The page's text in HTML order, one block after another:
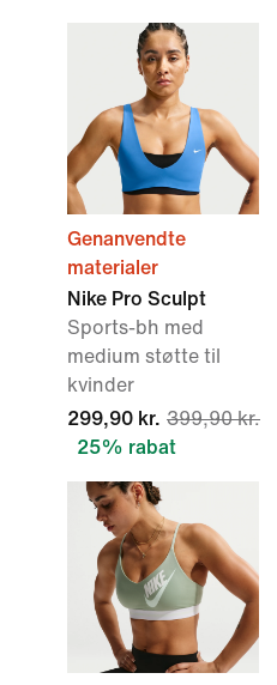
Genanvendte
materialer
Nike Pro Sculpt
Sports-bh med
medium støtte til
kvinder
299,90 kr. 399,90 kr.
25% rabat